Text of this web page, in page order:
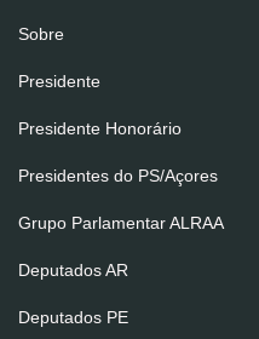
Sobre
Presidente
Presidente Honorário
Presidentes do PS/Açores
Grupo Parlamentar ALRAA
Deputados AR
Deputados PE